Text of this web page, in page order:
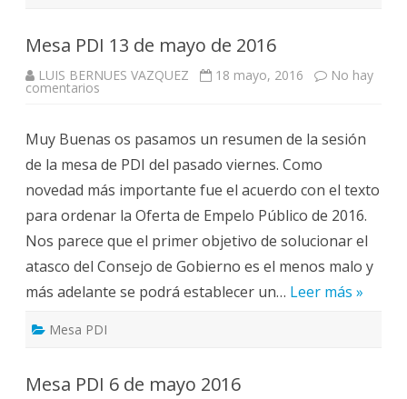
Mesa PDI 13 de mayo de 2016
LUIS BERNUES VAZQUEZ 18 mayo, 2016 No hay
comentarios
de
mayo
de
2016
Muy Buenas os pasamos un resumen de la sesión
de la mesa de PDI del pasado viernes. Como
novedad más importante fue el acuerdo con el texto
para ordenar la Oferta de Empelo Público de 2016.
Nos parece que el primer objetivo de solucionar el
atasco del Consejo de Gobierno es el menos malo y
más adelante se podrá establecer un… Leer más »
Mesa PDI
Mesa PDI 6 de mayo 2016